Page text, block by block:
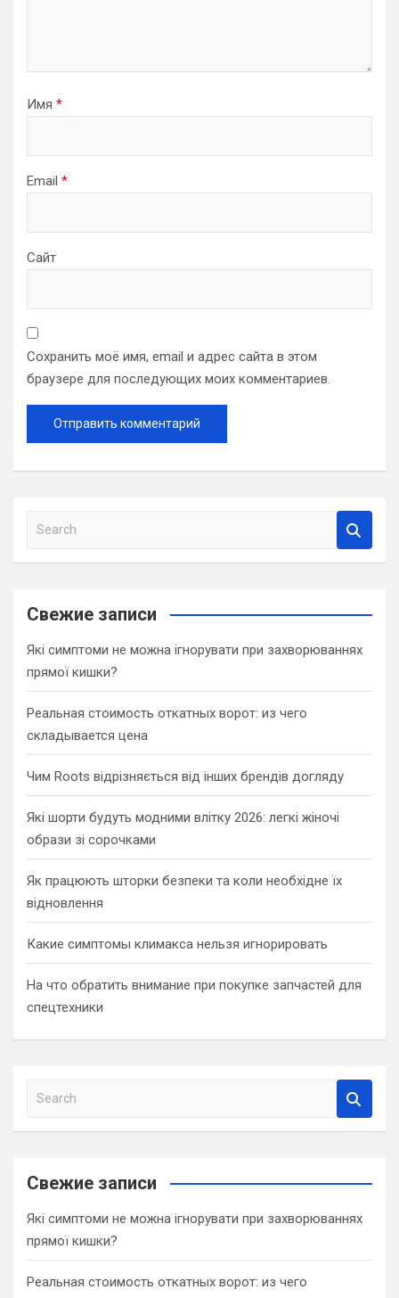
Имя *
Email *
Сайт
Сохранить моё имя, email и адрес сайта в этом
браузере для последующих моих комментариев.
a
c
Свежие записи
Які симптоми не можна ігнорувати при захворюваннях
прямої кишки?
Реальная стоимость откатных ворот: из чего
складывается цена
Чим Roots відрізняється від інших брендів догляду
Які шорти будуть модними влітку 2026: легкі жіночі
образи зі сорочками
Як працюють шторки безпеки та коли необхідне їх
відновлення
Какие симптомы климакса нельзя игнорировать
На что обратить внимание при покупке запчастей для
спецтехники
a
c
Свежие записи
Які симптоми не можна ігнорувати при захворюваннях
прямої кишки?
Реальная стоимость откатных ворот: из чего